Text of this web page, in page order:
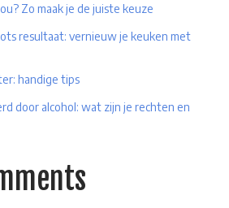
Zo maak je de juiste keuze
resultaat: vernieuw je keuken met
handige tips
door alcohol: wat zijn je rechten en